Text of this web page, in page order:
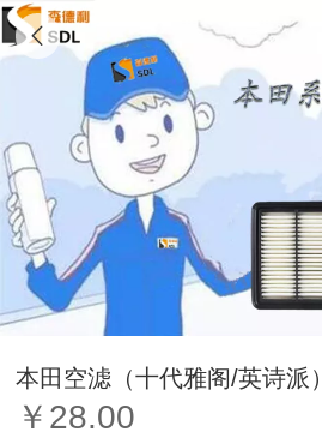
本田空滤（十代雅阁/英诗派）
￥28.00